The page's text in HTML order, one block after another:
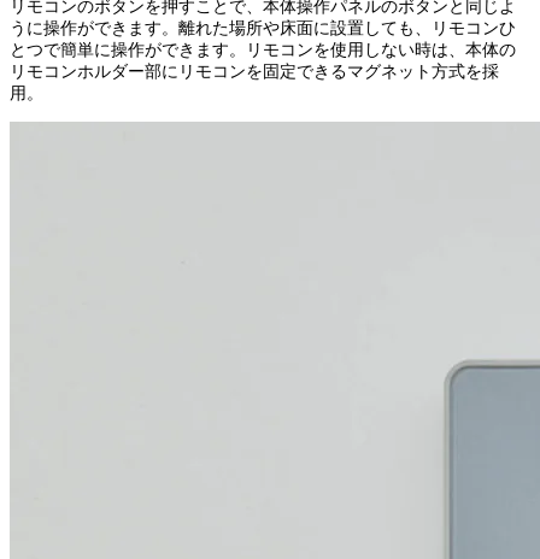
リモコンのボタンを押すことで、本体操作パネルのボタンと同じよ
うに操作ができます。離れた場所や床面に設置しても、リモコンひ
とつで簡単に操作ができます。リモコンを使用しない時は、本体の
リモコンホルダー部にリモコンを固定できるマグネット方式を採
用。